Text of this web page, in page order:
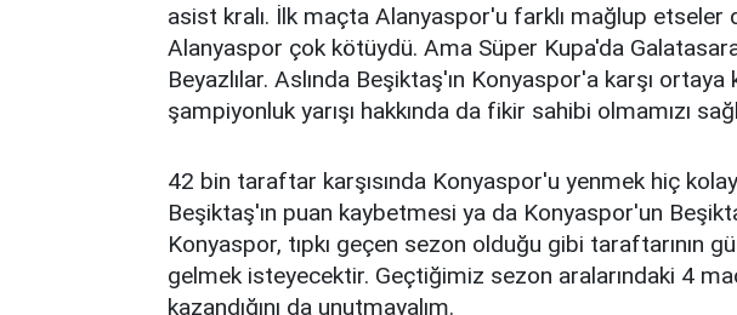
asist kralı. İlk maçta Alanyaspor'u farklı mağlup etseler
Alanyaspor çok kötüydü. Ama Süper Kupa'da
Beyazlılar. Aslında Beşiktaş'ın Konyaspor'a karşı
şampiyonluk yarışı hakkında da fikir sahibi olmamızı
42 bin taraftar karşısında Konyaspor'u yenmek hiç
Beşiktaş'ın puan kaybetmesi ya da Konyaspor'un
Konyaspor, tıpkı geçen sezon olduğu gibi taraftarının
gelmek isteyecektir. Geçtiğimiz sezon aralarındaki 4
kazandığını da unutmayalım.